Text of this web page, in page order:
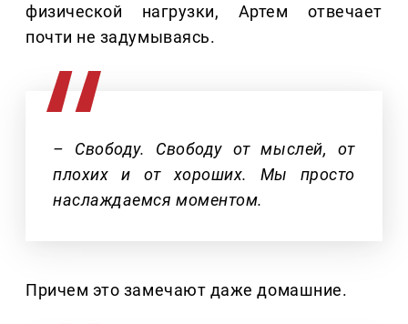
физической нагрузки, Артем отвечает
почти не задумываясь.
– Свободу. Свободу от мыслей, от
плохих и от хороших. Мы просто
наслаждаемся моментом.
Причем это замечают даже домашние.